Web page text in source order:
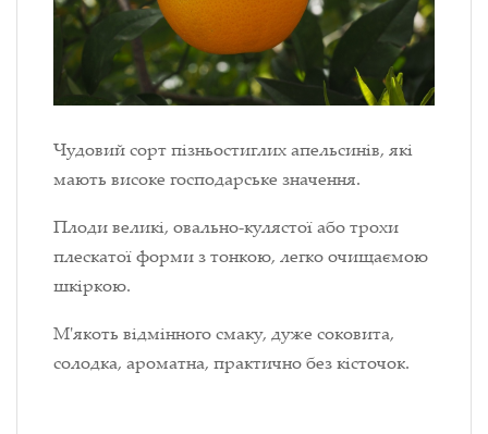
Чудовий сорт пізньостиглих апельсинів, які
мають високе господарське значення.
Плоди великі, овально-кулястої або трохи
плескатої форми з тонкою, легко очищаємою
шкіркою.
М'якоть відмінного смаку, дуже соковита,
солодка, ароматна, практично без кісточок.